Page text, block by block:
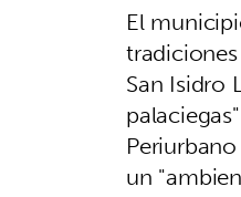
El
San Isidro
un